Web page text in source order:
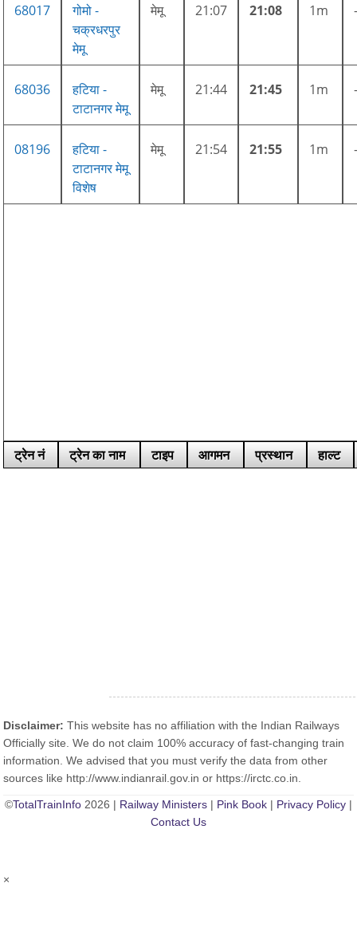
68017
गोमो -
चक्रधरपुर
मेमू
मेमू 21:07 21:08 1m
68036
हटिया -
टाटानगर मेमू
मेमू 21:44 21:45 1m
08196
हटिया -
टाटानगर मेमू
विशेष
मेमू 21:54 21:55 1m
ट्रेन नं ट्रेन का नाम टाइप आगमन प्रस्थान हाल्ट
Disclaimer: This website has no affiliation with the Indian Railways
Officially site. We do not claim 100% accuracy of fast-changing train
information. We advised that you must verify the data from other
sources like http://www.indianrail.gov.in or https://irctc.co.in.
©TotalTrainInfo 2026 | Railway Ministers | Pink Book | Privacy Policy |
Contact Us
×